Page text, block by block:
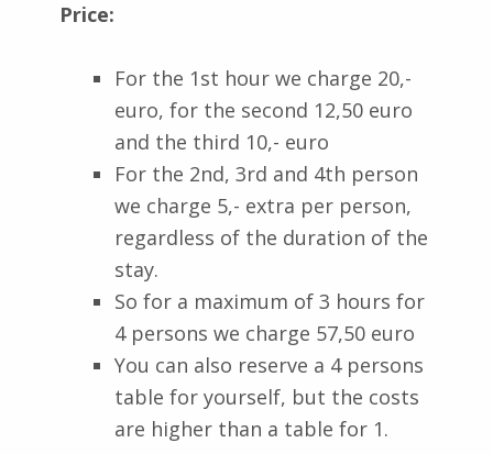
Price:
For the 1st hour we charge 20,-
euro, for the second 12,50 euro
and the third 10,- euro
For the 2nd, 3rd and 4th person
we charge 5,- extra per person,
regardless of the duration of the
stay.
So for a maximum of 3 hours for
4 persons we charge 57,50 euro
You can also reserve a 4 persons
table for yourself, but the costs
are higher than a table for 1.